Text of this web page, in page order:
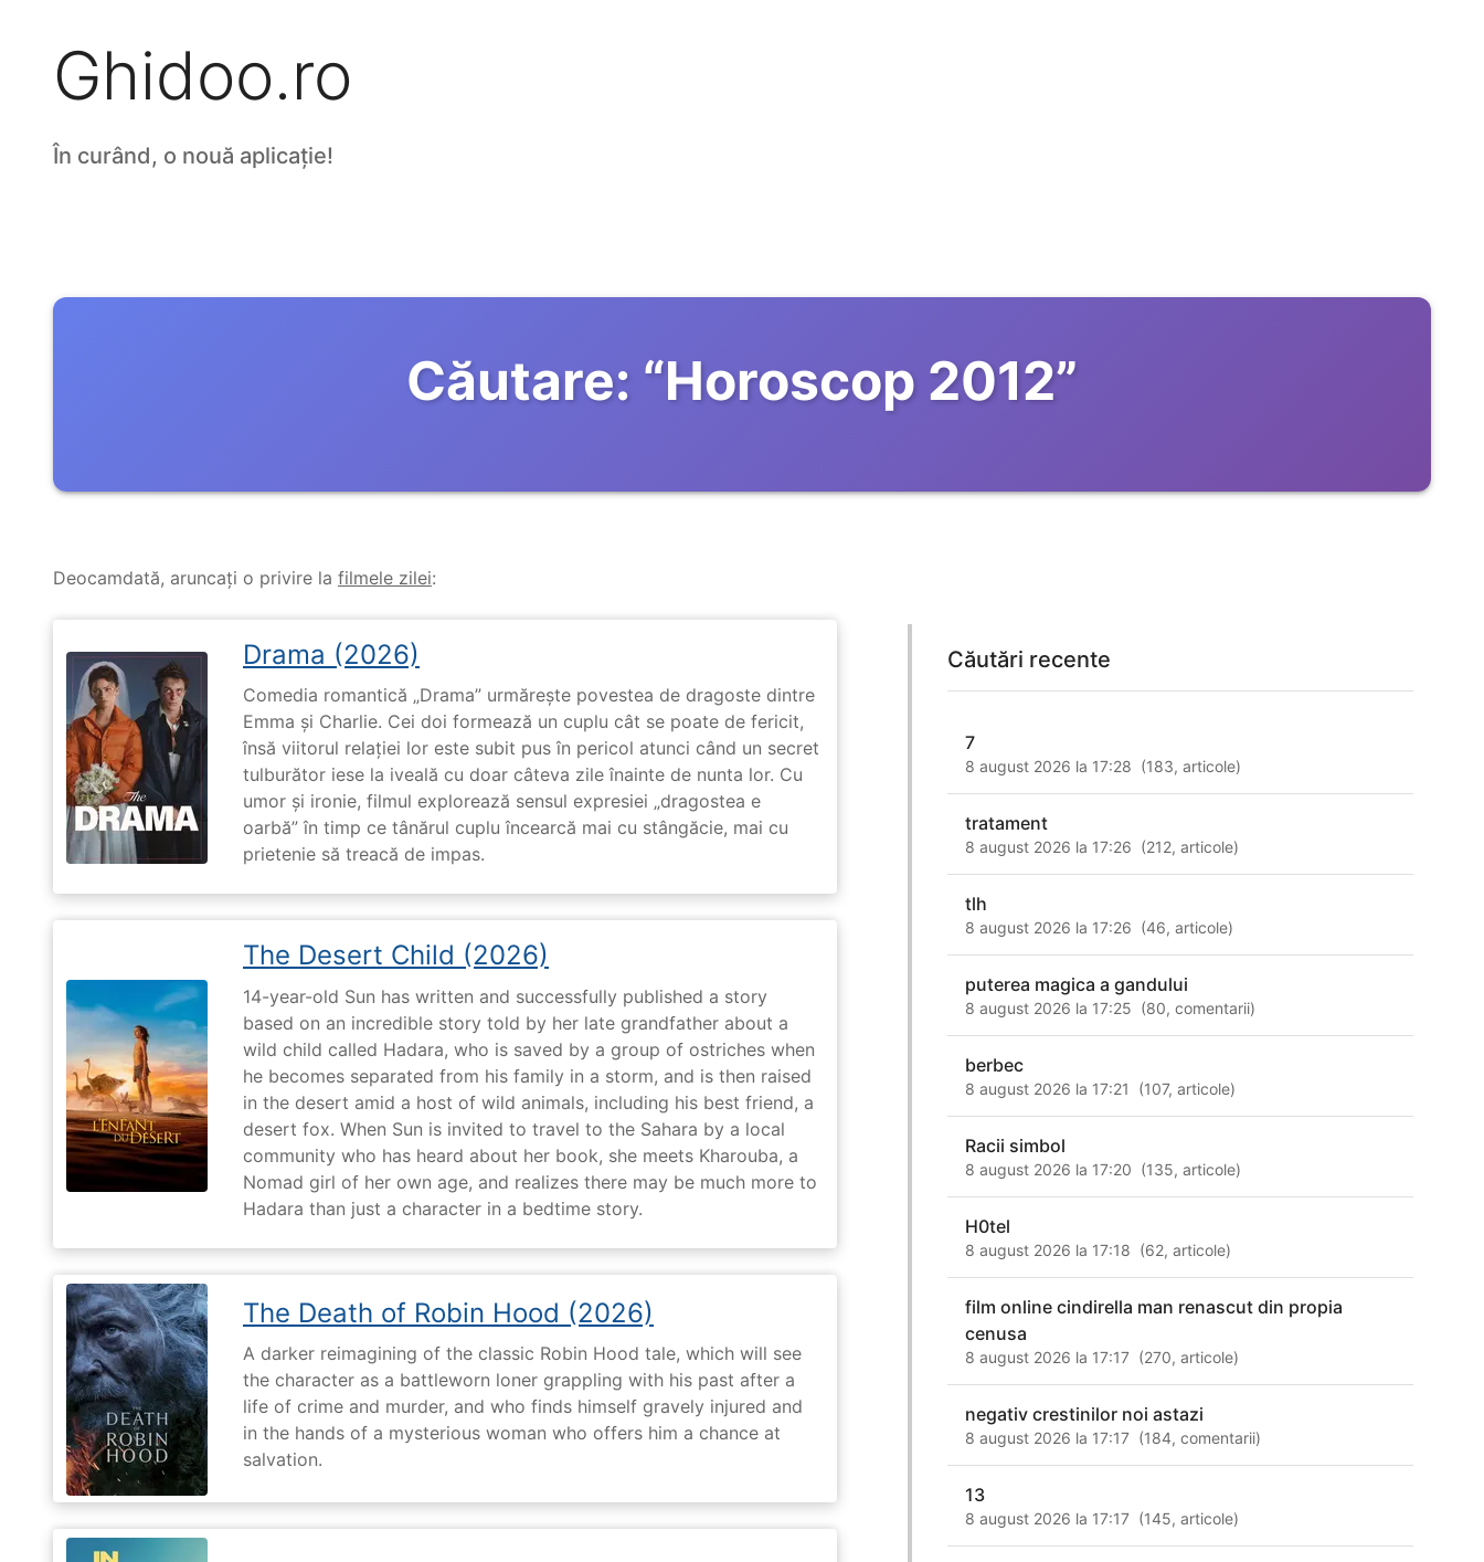
Ghidoo.ro
În curând, o nouă aplicație!
Căutare: “Horoscop 2012”
Deocamdată, aruncați o privire la filmele zilei:
Drama (2026)
Comedia romantică „Drama” urmărește povestea de dragoste dintre
Emma și Charlie. Cei doi formează un cuplu cât se poate de fericit,
însă viitorul relației lor este subit pus în pericol atunci când un secret
tulburător iese la iveală cu doar câteva zile înainte de nunta lor. Cu
umor și ironie, filmul explorează sensul expresiei „dragostea e
oarbă” în timp ce tânărul cuplu încearcă mai cu stângăcie, mai cu
prietenie să treacă de impas.
The Desert Child (2026)
14-year-old Sun has written and successfully published a story
based on an incredible story told by her late grandfather about a
wild child called Hadara, who is saved by a group of ostriches when
he becomes separated from his family in a storm, and is then raised
in the desert amid a host of wild animals, including his best friend, a
desert fox. When Sun is invited to travel to the Sahara by a local
community who has heard about her book, she meets Kharouba, a
Nomad girl of her own age, and realizes there may be much more to
Hadara than just a character in a bedtime story.
The Death of Robin Hood (2026)
A darker reimagining of the classic Robin Hood tale, which will see
the character as a battleworn loner grappling with his past after a
life of crime and murder, and who finds himself gravely injured and
in the hands of a mysterious woman who offers him a chance at
salvation.
Căutări recente
7
8 august 2026 la 17:28 (183,articole)
tratament
8 august 2026 la 17:26 (212,articole)
tlh
8 august 2026 la 17:26 (46,articole)
puterea magica a gandului
8 august 2026 la 17:25 (80,comentarii)
berbec
8 august 2026 la 17:21 (107,articole)
Racii simbol
8 august 2026 la 17:20 (135,articole)
H0tel
8 august 2026 la 17:18 (62,articole)
film online cindirella man renascut din propia
cenusa
8 august 2026 la 17:17 (270,articole)
negativ crestinilor noi astazi
8 august 2026 la 17:17 (184,comentarii)
13
8 august 2026 la 17:17 (145,articole)